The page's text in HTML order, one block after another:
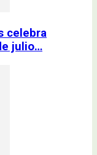
celebra
julio…